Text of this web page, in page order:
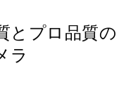
とプロ品質の
ラ